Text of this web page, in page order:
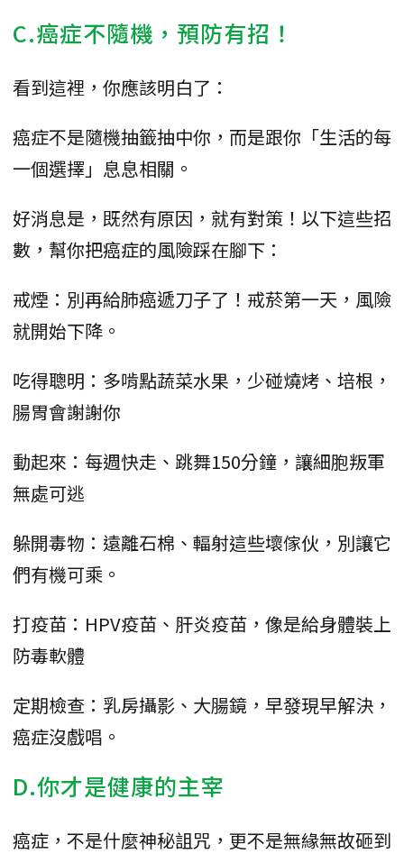
C.癌症不隨機，預防有招！
看到這裡，你應該明白了：
癌症不是隨機抽籤抽中你，而是跟你「生活的每
一個選擇」息息相關。
好消息是，既然有原因，就有對策！以下這些招
數，幫你把癌症的風險踩在腳下：
戒煙：別再給肺癌遞刀子了！戒菸第一天，風險
就開始下降。
吃得聰明：多啃點蔬菜水果，少碰燒烤、培根，
腸胃會謝謝你
動起來：每週快走、跳舞150分鐘，讓細胞叛軍
無處可逃
躲開毒物：遠離石棉、輻射這些壞傢伙，別讓它
們有機可乘。
打疫苗：HPV疫苗、肝炎疫苗，像是給身體裝上
防毒軟體
定期檢查：乳房攝影、大腸鏡，早發現早解決，
癌症沒戲唱。
D.你才是健康的主宰
癌症，不是什麼神秘詛咒，更不是無緣無故砸到